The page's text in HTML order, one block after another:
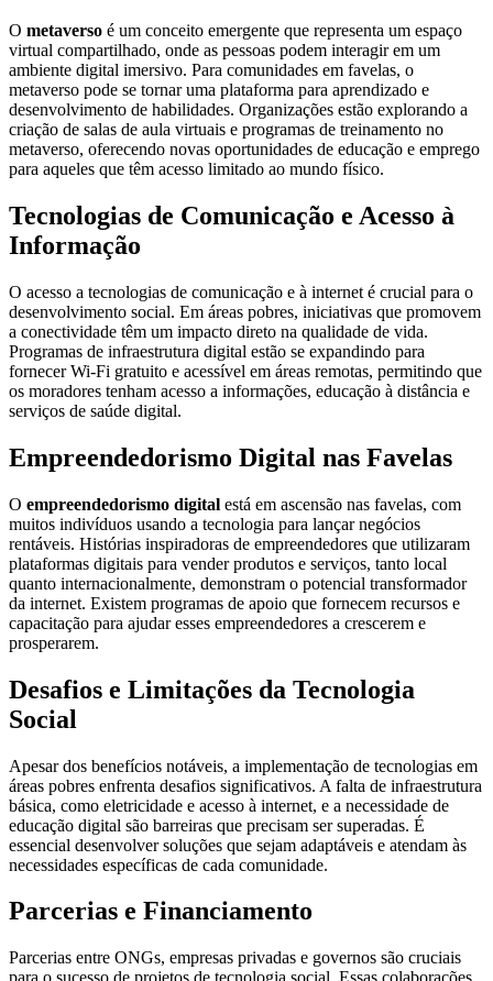
O metaverso é um conceito emergente que representa um espaço
virtual compartilhado, onde as pessoas podem interagir em um
ambiente digital imersivo. Para comunidades em favelas, o
metaverso pode se tornar uma plataforma para aprendizado e
desenvolvimento de habilidades. Organizações estão explorando a
criação de salas de aula virtuais e programas de treinamento no
metaverso, oferecendo novas oportunidades de educação e emprego
para aqueles que têm acesso limitado ao mundo físico.
Tecnologias de Comunicação e Acesso à
Informação
O acesso a tecnologias de comunicação e à internet é crucial para o
desenvolvimento social. Em áreas pobres, iniciativas que promovem
a conectividade têm um impacto direto na qualidade de vida.
Programas de infraestrutura digital estão se expandindo para
fornecer Wi-Fi gratuito e acessível em áreas remotas, permitindo que
os moradores tenham acesso a informações, educação à distância e
serviços de saúde digital.
Empreendedorismo Digital nas Favelas
O empreendedorismo digital está em ascensão nas favelas, com
muitos indivíduos usando a tecnologia para lançar negócios
rentáveis. Histórias inspiradoras de empreendedores que utilizaram
plataformas digitais para vender produtos e serviços, tanto local
quanto internacionalmente, demonstram o potencial transformador
da internet. Existem programas de apoio que fornecem recursos e
capacitação para ajudar esses empreendedores a crescerem e
prosperarem.
Desafios e Limitações da Tecnologia
Social
Apesar dos benefícios notáveis, a implementação de tecnologias em
áreas pobres enfrenta desafios significativos. A falta de infraestrutura
básica, como eletricidade e acesso à internet, e a necessidade de
educação digital são barreiras que precisam ser superadas. É
essencial desenvolver soluções que sejam adaptáveis e atendam às
necessidades específicas de cada comunidade.
Parcerias e Financiamento
Parcerias entre ONGs, empresas privadas e governos são cruciais